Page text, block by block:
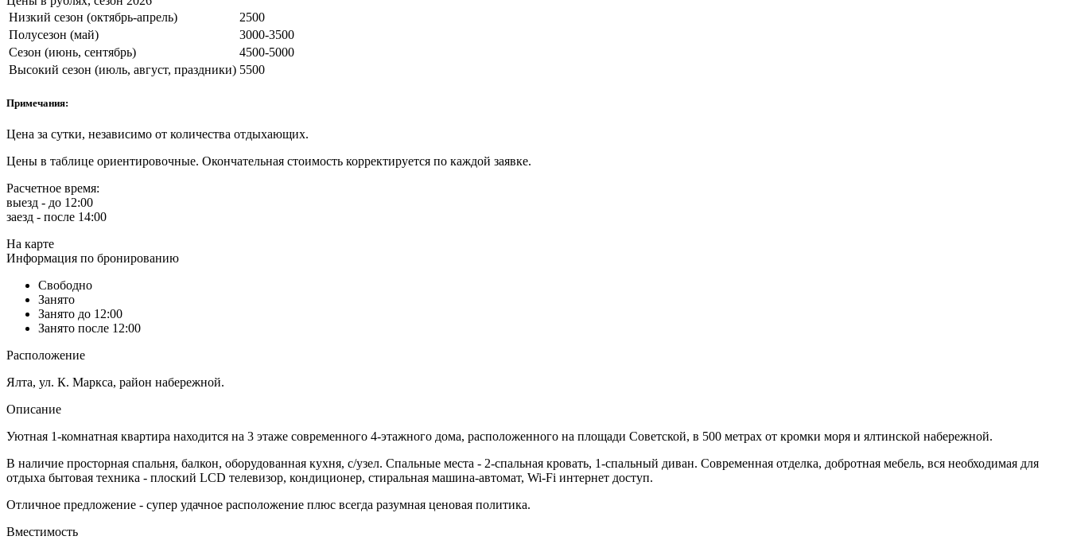
Низкий сезон (октябрь-апрель)
2500
Полусезон (май)
3000-3500
Сезон (июнь, сентябрь)
4500-5000
Высокий сезон (июль, август, праздники) 5500
Примечания:
Цена за сутки, независимо от количества отдыхающих.
Цены в таблице ориентировочные. Окончательная стоимость корректируется по каждой заявке.
Расчетное время:
выезд - до 12:00
заезд - после 14:00
На карте
Информация по бронированию
Свободно
Занято
Занято до 12:00
Занято после 12:00
Расположение
Ялта, ул. К. Маркса, район набережной.
Описание
Уютная 1-комнатная квартира находится на 3 этаже современного 4-этажного дома, расположенного на площади Советской, в 500 метрах от кромки моря и ялтинской набережной.
В наличие просторная спальня, балкон, оборудованная кухня, с/узел. Спальные места - 2-спальная кровать, 1-спальный диван. Современная отделка, добротная мебель, вся необходимая для
отдыха бытовая техника - плоский LCD телевизор, кондиционер, стиральная машина-автомат, Wi-Fi интернет доступ.
Отличное предложение - супер удачное расположение плюс всегда разумная ценовая политика.
Вместимость